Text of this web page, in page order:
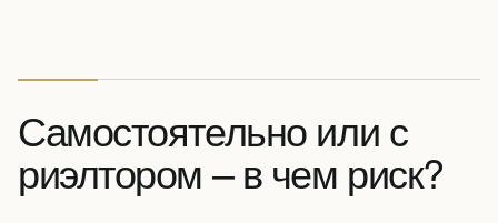
Самостоятельно или с
риэлтором – в чем риск?